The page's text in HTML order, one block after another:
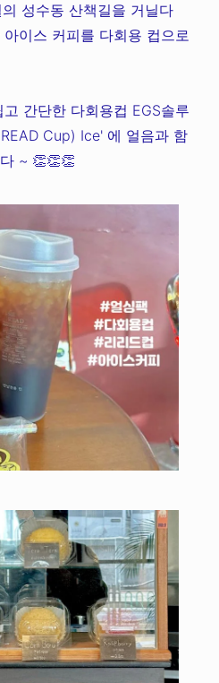
성수동 산책길을 거닐다
이스 커피를 다회용 컵으로
간단한 다회용컵 EGS솔루
Cup) Ice' 에 얼음과 함
~ 👏👏👏